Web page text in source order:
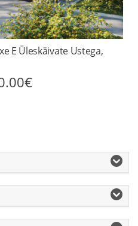
E Üleskäivate Ustega,
€Praegune